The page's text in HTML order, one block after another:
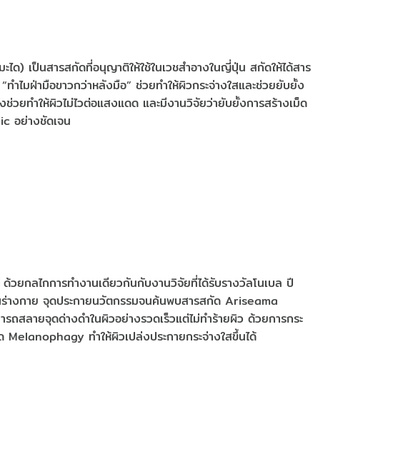
) เป็นสารสกัดที่อนุญาติให้ใช้ในเวชสำอางในญี่ปุ่น สกัดให้ได้สาร
ำไมฝ่ามือขาวกว่าหลังมือ” ช่วยทำให้ผิวกระจ่างใสและช่วยยับยั้ง
วยทำให้ผิวไม่ไวต่อแสงแดด และมีงานวิจัยว่ายับยั้งการสร้างเม็ด
อย่างชัดเจน
วยกลไกการทำงานเดียวกันกับงานวิจัยที่ได้รับรางวัลโนเบล ปี
กาย จุดประกายนวัตกรรมจนค้นพบสารสกัด Ariseama
ลายจุดด่างดำในผิวอย่างรวดเร็วแต่ไม่ทำร้ายผิว ด้วยการกระ
ทำให้ผิวเปล่งประกายกระจ่างใสขึ้นได้